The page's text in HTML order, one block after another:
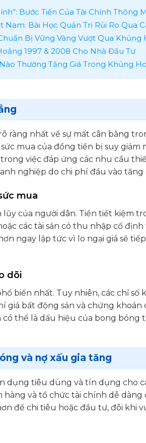
Bước Tiến Của Tài Chính Thông
Nam: Bài Học Quản Trị Rủi Ro Qua
Bị Vững Vàng Vượt Qua Khủng
1997 & 2008 Cho Nhà Đầu Tư
Thường Tăng Giá Trong Khủng
ràng nhất về sự mất cân bằng
mua của đồng tiền bị suy
việc đáp ứng các nhu cầu
nghiệp do chi phí đầu vào tăng
mua
lũy của người dân. Tiền tiết kiệm
các tài sản có thu nhập cố
ngay lập tức vì lo ngại giá sẽ
dõi
biến nhất. Tuy nhiên, các chỉ số
giá bất động sản và chứng
thể là dấu hiệu của bong bóng
và nợ xấu gia tăng
dụng tiêu dùng và tín dụng cho
hàng và tổ chức tài chính dễ dàng
để chi tiêu hoặc đầu tư, đôi khi